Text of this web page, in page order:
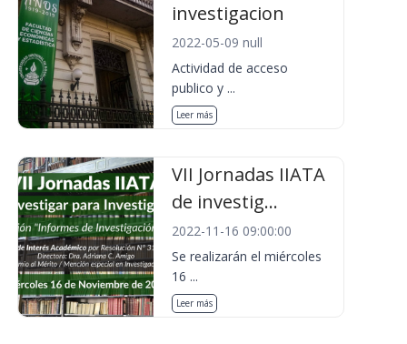
investigacion
2022-05-09 null
Actividad de acceso
publico y ...
Leer más
VII Jornadas IIATA
de investig...
2022-11-16 09:00:00
Se realizarán el miércoles
16 ...
Leer más